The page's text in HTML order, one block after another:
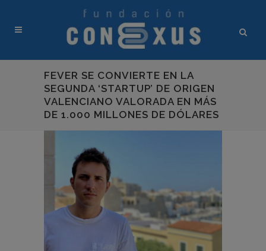
FEVER SE CONVIERTE EN LA
SEGUNDA ‘STARTUP’ DE ORIGEN
VALENCIANO VALORADA EN MÁS
DE 1.000 MILLONES DE DÓLARES